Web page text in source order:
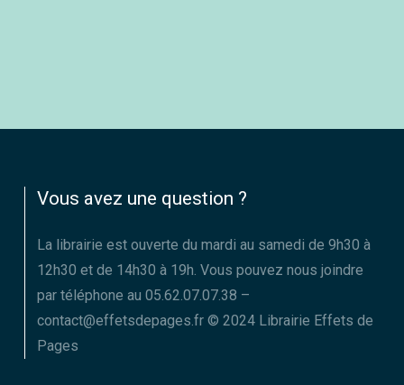
Vous avez une question ?
La librairie est ouverte du mardi au samedi de 9h30 à
12h30 et de 14h30 à 19h. Vous pouvez nous joindre
par téléphone au 05.62.07.07.38 –
contact@effetsdepages.fr © 2024 Librairie Effets de
Pages